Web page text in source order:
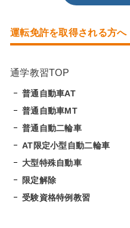
運転免許を取得される方へ
通学教習TOP
普通自動車AT
普通自動車MT
普通自動二輪車
AT限定小型自動二輪車
大型特殊自動車
限定解除
受験資格特例教習